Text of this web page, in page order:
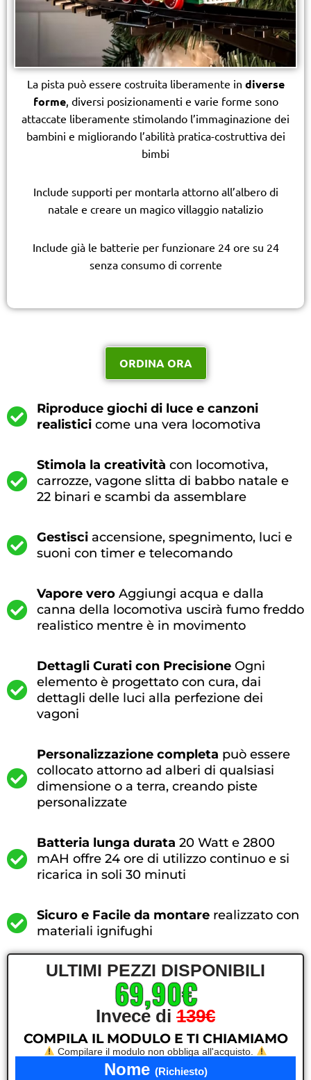
La pista può essere costruita liberamente in diverse
forme, diversi posizionamenti e varie forme sono
attaccate liberamente stimolando l’immaginazione dei
bambini e migliorando l’abilità pratica-costruttiva dei
bimbi
Include supporti per montarla attorno all’albero di
natale e creare un magico villaggio natalizio
Include già le batterie per funzionare 24 ore su 24
senza consumo di corrente
ORDINA ORA
Riproduce giochi di luce e canzoni
realisticicome una vera locomotiva
Stimola la creatività con locomotiva,
carrozze, vagone slitta di babbo natale e
22 binari e scambi da assemblare
Gestisciaccensione, spegnimento, luci e
suoni con timer e telecomando
Vapore veroAggiungi acqua e dalla
canna della locomotiva uscirà fumo freddo
realistico mentre è in movimento
Dettagli Curati con PrecisioneOgni
elemento è progettato con cura, dai
dettagli delle luci alla perfezione dei
vagoni
Personalizzazione completa può essere
collocato attorno ad alberi di qualsiasi
dimensione o a terra, creando piste
personalizzate
Batteria lunga durata 20 Watt e 2800
mAH offre 24 ore di utilizzo continuo e si
ricarica in soli 30 minuti
Sicuro e Facile da montarerealizzato con
materiali ignifughi
ULTIMI PEZZI DISPONIBILI
69,90€
Invece di 139€
COMPILA IL MODULO E TI CHIAMIAMO
Compilare il modulo non obbliga all'acquisto.
Nome (Richiesto)